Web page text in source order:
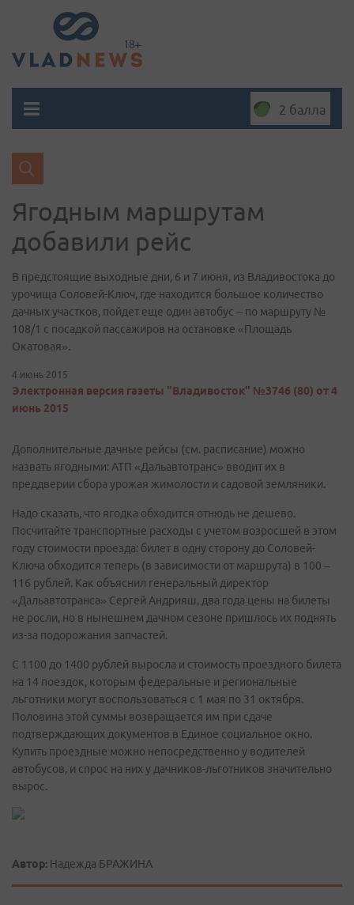
2 балла
Ягодным маршрутам
добавили рейс
В предстоящие выходные дни, 6 и 7 июня, из Владивостока до
урочища Соловей-Ключ, где находится большое количество
дачных участков, пойдет еще один автобус – по маршруту №
108/1 с посадкой пассажиров на остановке «Площадь
Окатовая».
4 июнь 2015
Электронная версия газеты "Владивосток" №3746 (80) от 4
июнь 2015
Дополнительные дачные рейсы (см. расписание) можно
назвать ягодными: АТП «Дальавтотранс» вводит их в
преддверии сбора урожая жимолости и садовой земляники.
Надо сказать, что ягодка обходится отнюдь не дешево.
Посчитайте транспортные расходы с учетом возросшей в этом
году стоимости проезда: билет в одну сторону до Соловей-
Ключа обходится теперь (в зависимости от маршрута) в 100 –
116 рублей. Как объяснил генеральный директор
«Дальавтотранса» Сергей Андрияш, два года цены на билеты
не росли, но в нынешнем дачном сезоне пришлось их поднять
из-за подорожания запчастей.
С 1100 до 1400 рублей выросла и стоимость проездного билета
на 14 поездок, которым федеральные и региональные
льготники могут воспользоваться с 1 мая по 31 октября.
Половина этой суммы возвращается им при сдаче
подтверждающих документов в Единое социальное окно.
Купить проездные можно непосредственно у водителей
автобусов, и спрос на них у дачников-льготников значительно
вырос.
Автор: Надежда БРАЖИНА